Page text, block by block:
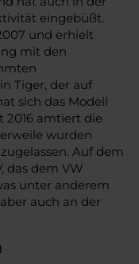
eingebüßt.
und erhielt
mit den
Tiger, der auf
sich das Modell
2016 amtiert die
wurden
Auf dem
das dem VW
unter anderem
auch an der